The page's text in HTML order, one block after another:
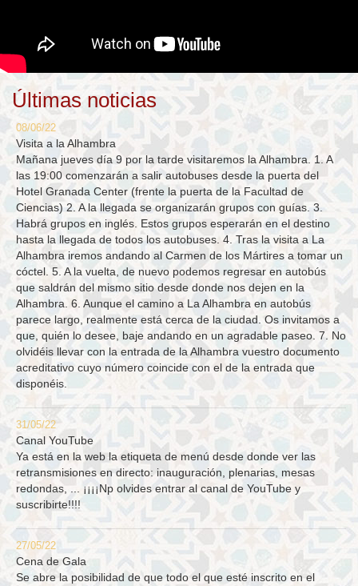
Últimas noticias
08/06/22
Visita a la Alhambra
Mañana jueves día 9 por la tarde visitaremos la Alhambra. 1. A
las 19:00 comenzarán a salir autobuses desde la puerta del
Hotel Granada Center (frente la puerta de la Facultad de
Ciencias) 2. A la llegada se organizarán grupos con guías. 3.
Habrá grupos en inglés. Estos grupos esperarán en el destino
hasta la llegada de todos los autobuses. 4. Tras la visita a La
Alhambra iremos andando al Carmen de los Mártires a tomar un
cóctel. 5. A la vuelta, de nuevo podemos regresar en autobús
que saldrán del mismo sitio desde donde nos dejen en la
Alhambra. 6. Aunque el camino a La Alhambra en autobús
parece largo, realmente está cerca de la ciudad. Os invitamos a
que, quién lo desee, baje andando en un agradable paseo. 7. No
olvidéis llevar con la entrada de la Alhambra vuestro documento
acreditativo cuyo número coincide con el de la entrada que
disponéis.
31/05/22
Canal YouTube
Ya está en la web la etiqueta de menú desde donde ver las
retransmisiones en directo: inauguración, plenarias, mesas
redondas, ... ¡¡¡¡Np olvides entrar al canal de YouTube y
suscribirte!!!!
27/05/22
Cena de Gala
Se abre la posibilidad de que todo el que esté inscrito en el